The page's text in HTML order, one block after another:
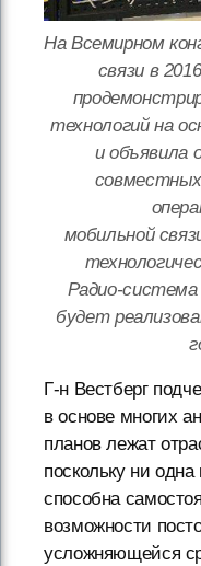
На Всемирном
связи в
технологий на
и объявила
мобильной
Радио-система
будет
Г-н Вестберг
в основе многих
планов лежат
поскольку ни
способна
возможности
усложняющейся